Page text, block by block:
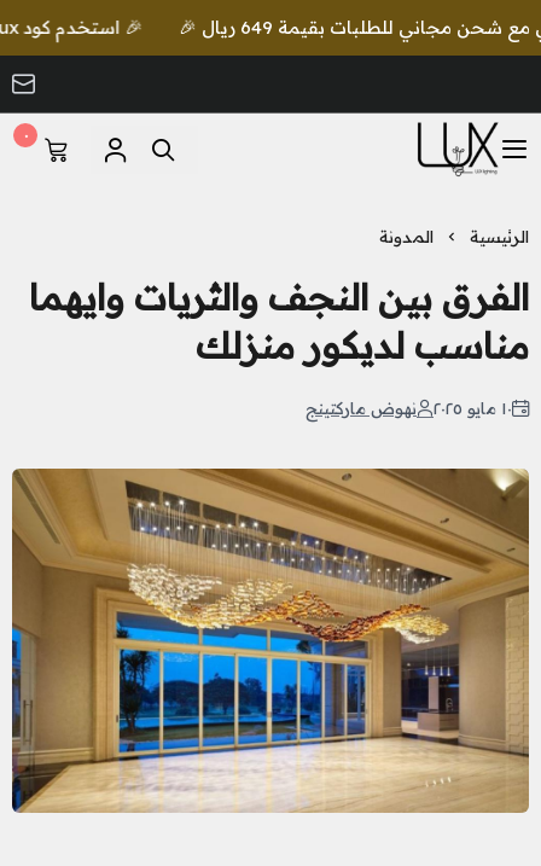
🎉 استخدم كود lux واحصل على خصم إضافي مع شحن مجاني للطلبات بقيمة 649 ريال 🎉
LUX Lighting
٠
الرئيسية المدونة
الفرق بين النجف والثريات وايهما
مناسب لديكور منزلك
١٠ مايو ٢٠٢٥ نهوض ماركتينج